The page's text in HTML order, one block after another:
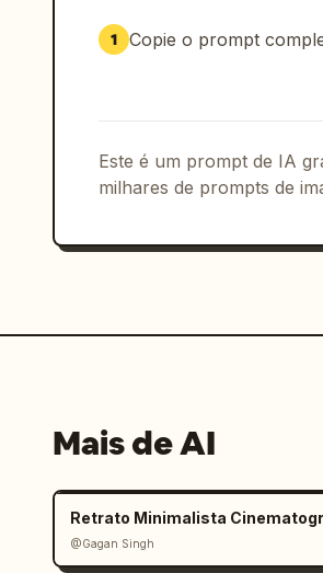
1 Copie o prompt
Este é um prompt de IA
milhares de prompts de
Mais de AI
@Gagan Singh